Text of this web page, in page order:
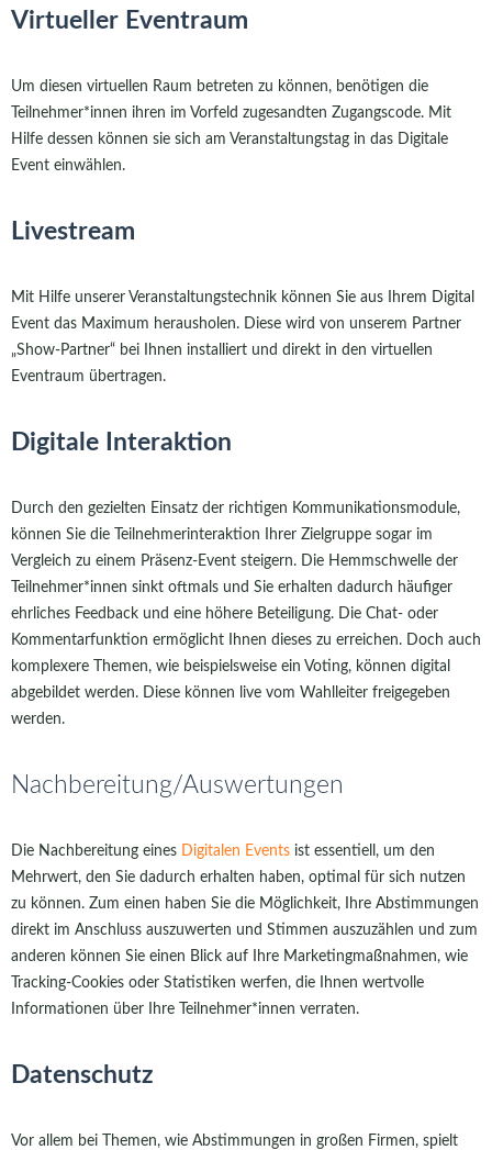
Virtueller Eventraum
Um diesen virtuellen Raum betreten zu können, benötigen die
Teilnehmer*innen ihren im Vorfeld zugesandten Zugangscode. Mit
Hilfe dessen können sie sich am Veranstaltungstag in das Digitale
Event einwählen.
Livestream
Mit Hilfe unserer Veranstaltungstechnik können Sie aus Ihrem Digital
Event das Maximum herausholen. Diese wird von unserem Partner
„Show-Partner“ bei Ihnen installiert und direkt in den virtuellen
Eventraum übertragen.
Digitale Interaktion
Durch den gezielten Einsatz der richtigen Kommunikationsmodule,
können Sie die Teilnehmerinteraktion Ihrer Zielgruppe sogar im
Vergleich zu einem Präsenz-Event steigern. Die Hemmschwelle der
Teilnehmer*innen sinkt oftmals und Sie erhalten dadurch häufiger
ehrliches Feedback und eine höhere Beteiligung. Die Chat- oder
Kommentarfunktion ermöglicht Ihnen dieses zu erreichen. Doch auch
komplexere Themen, wie beispielsweise ein Voting, können digital
abgebildet werden. Diese können live vom Wahlleiter freigegeben
werden.
Nachbereitung/Auswertungen
Die Nachbereitung eines Digitalen Events ist essentiell, um den
Mehrwert, den Sie dadurch erhalten haben, optimal für sich nutzen
zu können. Zum einen haben Sie die Möglichkeit, Ihre Abstimmungen
direkt im Anschluss auszuwerten und Stimmen auszuzählen und zum
anderen können Sie einen Blick auf Ihre Marketingmaßnahmen, wie
Tracking-Cookies oder Statistiken werfen, die Ihnen wertvolle
Informationen über Ihre Teilnehmer*innen verraten.
Datenschutz
Vor allem bei Themen, wie Abstimmungen in großen Firmen, spielt